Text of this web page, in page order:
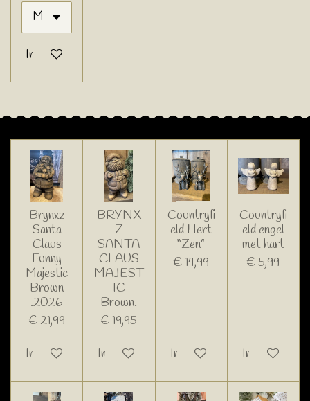
In winkelwagen
Brynxz
Santa
Claus
Funny
Majestic
Brown
.2026
€ 21,99
In winkelwagen
BRYNX
Z
SANTA
CLAUS
MAJEST
IC
Brown.
€ 19,95
In winkelwagen
Countryfi
eld Hert
“Zen”
€ 14,99
In winkelwagen
Countryfi
eld engel
met hart
€ 5,99
In